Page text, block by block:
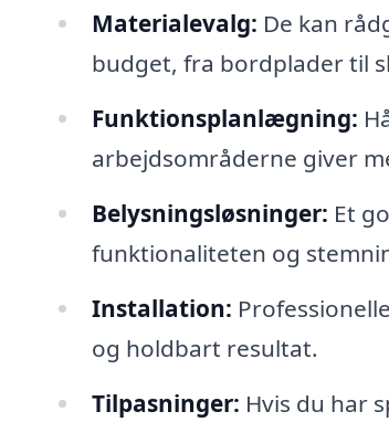
Materialevalg: De kan
budget, fra bordplader til
Funktionsplanlægning:
arbejdsområderne giver
Belysningsløsninger: Et
funktionaliteten og
Installation:
og holdbart resultat.
Tilpasninger: Hvis du har